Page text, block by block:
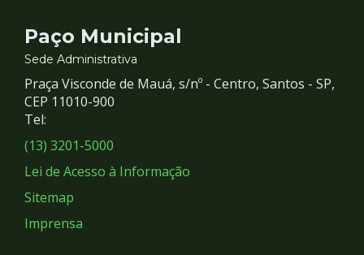
Contato
e
Redes
Sociais
Paço Municipal
Sede Administrativa
Praça Visconde de Mauá, s/nº - Centro, Santos - SP,
CEP 11010-900
Tel:
(13) 3201-5000
Lei de Acesso à Informação
Sitemap
Imprensa